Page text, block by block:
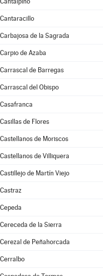
Cantaracillo
Carbajosa de la Sagrada
Carpio de Azaba
Carrascal de Barregas
Carrascal del Obispo
Casafranca
Casillas de Flores
Castellanos de Moriscos
Castellanos de Villiquera
Castillejo de Martín Viejo
Castraz
Cepeda
Cereceda de la Sierra
Cerezal de Peñahorcada
Cerralbo